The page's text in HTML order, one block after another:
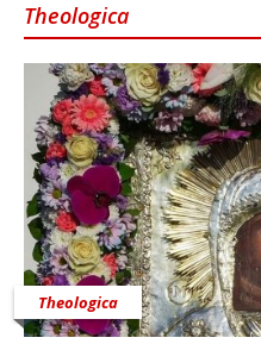
Theologica
Theologica